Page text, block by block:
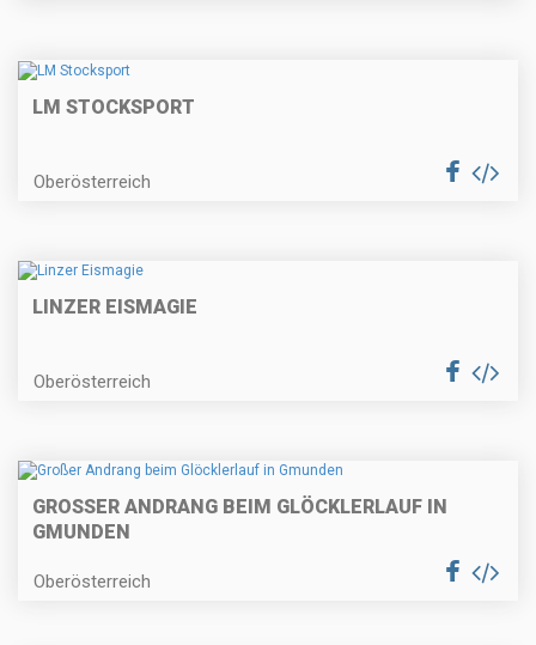
LM STOCKSPORT
Oberösterreich
LINZER EISMAGIE
Oberösterreich
GROSSER ANDRANG BEIM GLÖCKLERLAUF IN G
MUNDEN
Oberösterreich